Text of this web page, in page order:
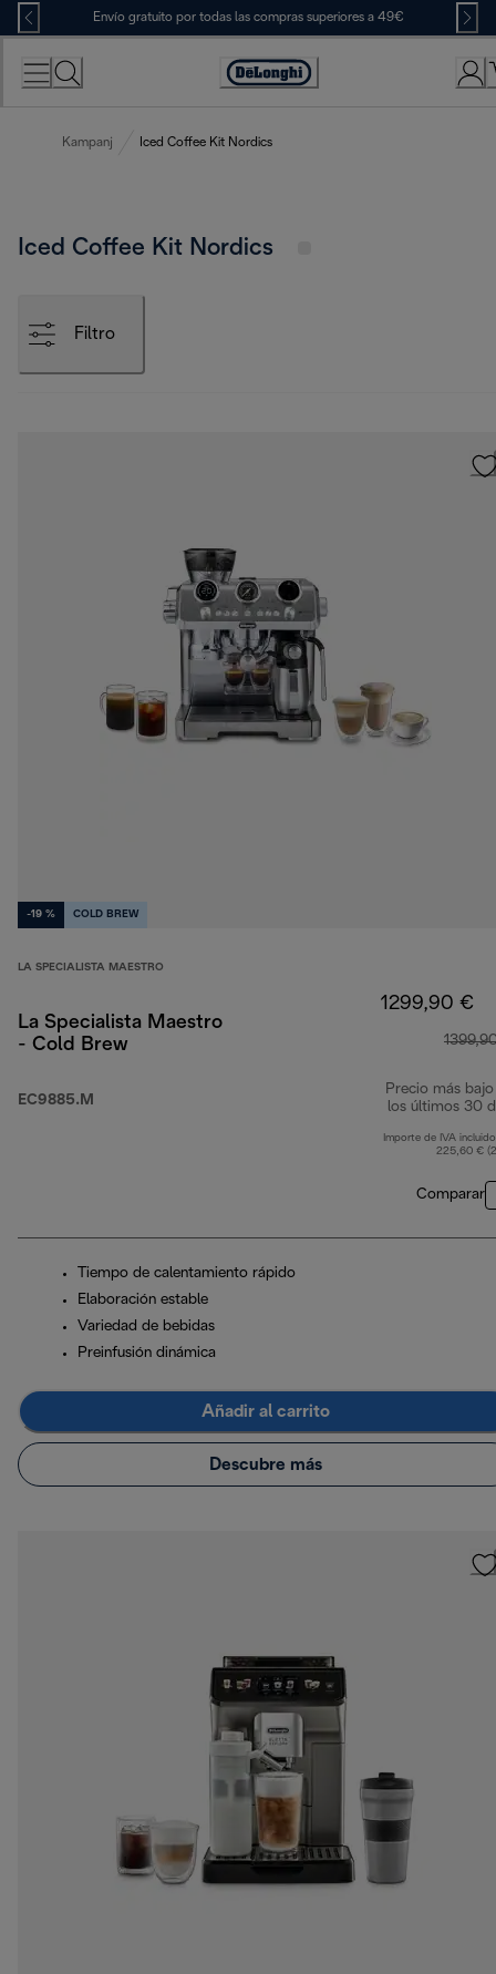
Skip
to
Content
Envío gratuito por todas las compras superiores a 49€
Accessibility
Kampanj Iced Coffee Kit Nordics
Iced Coffee Kit Nordics
Filtro
-19 % COLD BREW
LA SPECIALISTA MAESTRO
La Specialista Maestro
- Cold Brew
EC9885.M
1299,90 €
Precio más bajo
los últimos 30
Importe de IVA
225,60 €
Comparar
Tiempo de calentamiento rápido
Elaboración estable
Variedad de bebidas
Preinfusión dinámica
Añadir al carrito
Descubre más